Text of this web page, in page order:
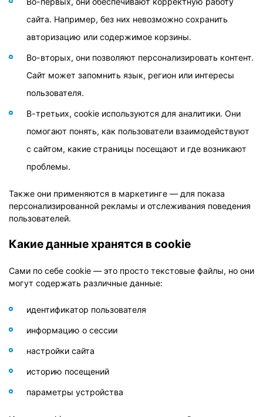
сайта. Например, без них невозможно сохранить
авторизацию или содержимое корзины.
Во-вторых, они позволяют персонализировать контент.
Сайт может запомнить язык, регион или интересы
пользователя.
В-третьих, cookie используются для аналитики. Они
помогают понять, как пользователи взаимодействуют
с сайтом, какие страницы посещают и где возникают
проблемы.
Также они применяются в маркетинге — для показа
персонализированной рекламы и отслеживания поведения
пользователей.
Какие данные хранятся в cookie
Сами по себе cookie — это просто текстовые файлы, но они
могут содержать различные данные:
идентификатор пользователя
информацию о сессии
настройки сайта
историю посещений
параметры устройства